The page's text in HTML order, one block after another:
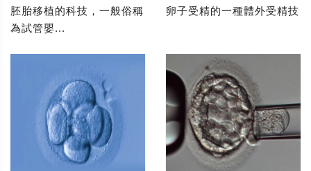
胚胎移植的科技，一般俗稱
為試管嬰...
卵子受精的一種體外受精技